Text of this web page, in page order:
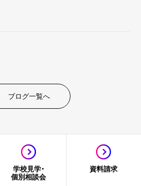
ブログ一覧へ
学校見学・
個別相談会
資料請求